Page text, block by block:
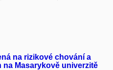
na rizikové chování a
Masarykově univerzitě